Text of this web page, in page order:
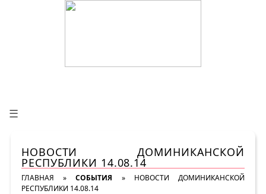
☰
НОВОСТИ ДОМИНИКАНСКОЙ
РЕСПУБЛИКИ 14.08.14
ГЛАВНАЯ »СОБЫТИЯ » НОВОСТИ ДОМИНИКАНСКОЙ
РЕСПУБЛИКИ 14.08.14